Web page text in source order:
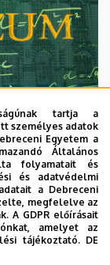
tartja a
személyes adatok
Egyetem a
Általános
folyamatait és
és adatvédelmi
a Debreceni
megfelelve az
A GDPR előírásait
amelyet az
tájékoztató. DE